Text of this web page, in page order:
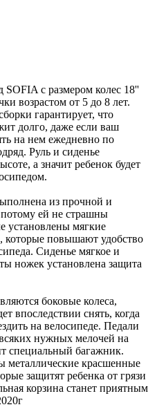
SOFIA с размером колес 18''
возрастом от 5 до 8 лет.
гарантирует, что
долго, даже если ваш
на нем ежедневно по
Руль и сиденье
а значит ребенок будет
из прочной и
ей не страшны
установлены мягкие
которые повышают удобство
Сиденье мягкое и
ножек установлена защита
боковые колеса,
впоследствии снять, когда
на велосипеде. Педали
нужных мелочей на
специальный багажник.
металлические красшенные
защитят ребенка от грязи
корзина станет приятным